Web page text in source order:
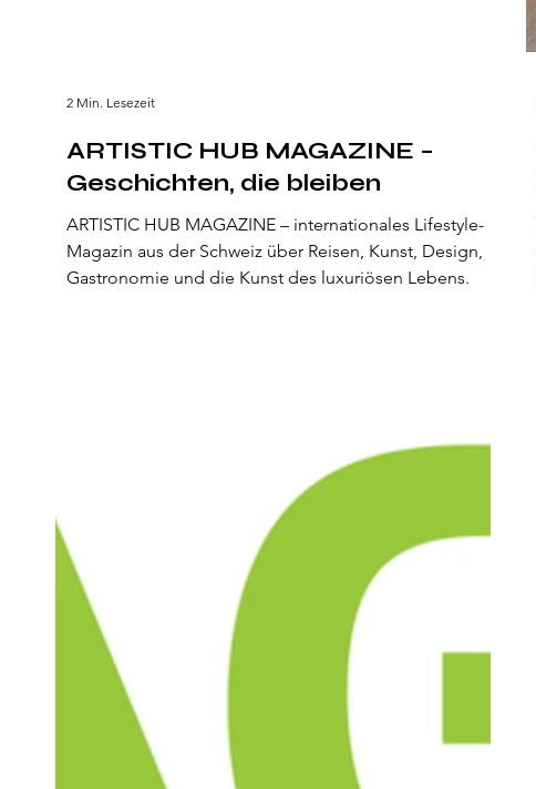
ARTISTIC HUB MAGAZINE –
Geschichten, die bleiben
ARTISTIC HUB MAGAZINE – internationales Lifestyle-
Magazin aus der Schweiz über Reisen, Kunst, Design,
Gastronomie und die Kunst des luxuriösen Lebens.
2 Min. Lesezeit